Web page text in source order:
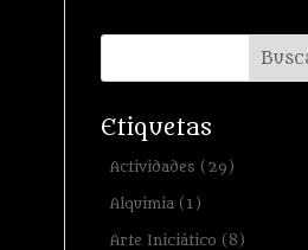
Etiquetas
Actividades (29)
Alquimia (1)
Arte Iniciático (8)